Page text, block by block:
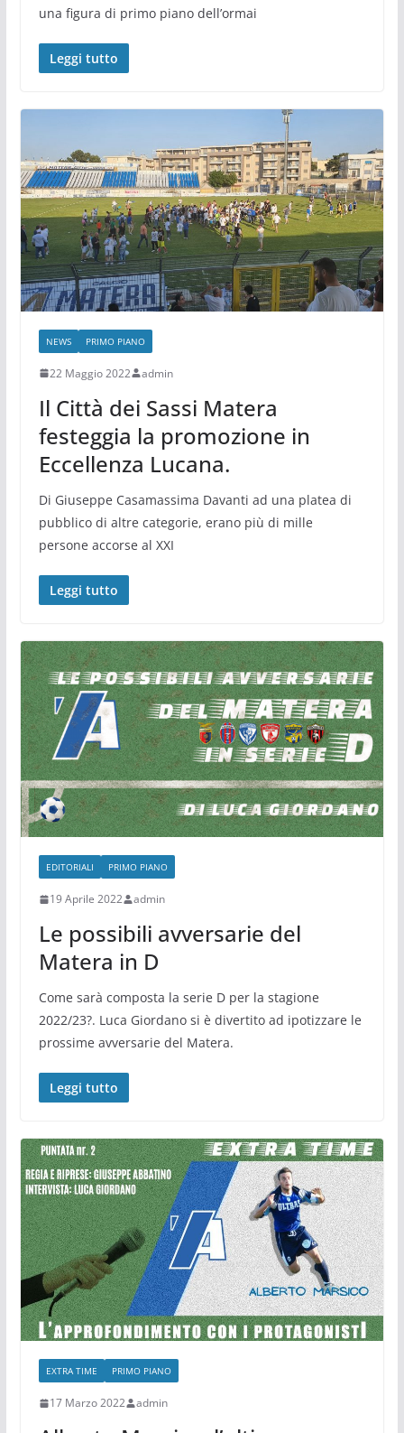
una figura di primo piano dell’ormai
Leggi tutto
NEWS PRIMO PIANO
22 Maggio 2022 admin
Il Città dei Sassi Matera
festeggia la promozione in
Eccellenza Lucana.
Di Giuseppe Casamassima Davanti ad una platea di
pubblico di altre categorie, erano più di mille
persone accorse al XXI
Leggi tutto
EDITORIALI PRIMO PIANO
19 Aprile 2022 admin
Le possibili avversarie del
Matera in D
Come sarà composta la serie D per la stagione
2022/23?. Luca Giordano si è divertito ad ipotizzare le
prossime avversarie del Matera.
Leggi tutto
EXTRA TIME PRIMO PIANO
17 Marzo 2022 admin